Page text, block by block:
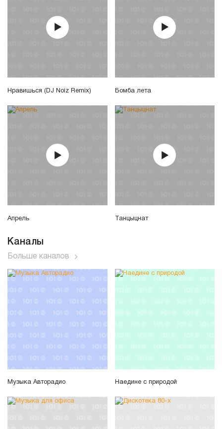
Нравишься (DJ Noiz Remix) Бомба лета
Апрель Танцыцнат
Каналы
Больше каналов
Музыка Авторадио Наедине с природой